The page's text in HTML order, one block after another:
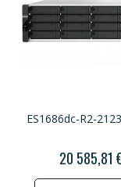
ES1686dc-R2-
20 585,81